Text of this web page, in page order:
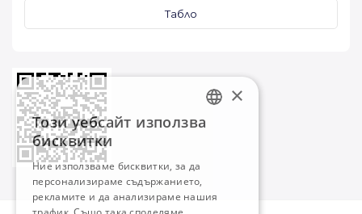
Табло
BULGARIAN
×
Този уебсайт използва
бисквитки
Ние използваме бисквитки, за да
персонализираме съдържанието,
рекламите и да анализираме нашия